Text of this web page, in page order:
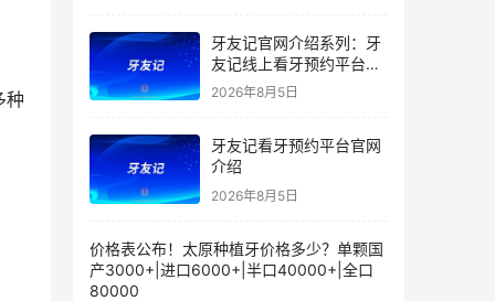
种
牙友记官网介绍系列：牙
友记线上看牙预约平台的
优势在哪里？
2026年8月5日
牙友记看牙预约平台官网
介绍
2026年8月5日
价格表公布！太原种植牙价格多少？单颗国
产3000+|进口6000+|半口40000+|全口
80000